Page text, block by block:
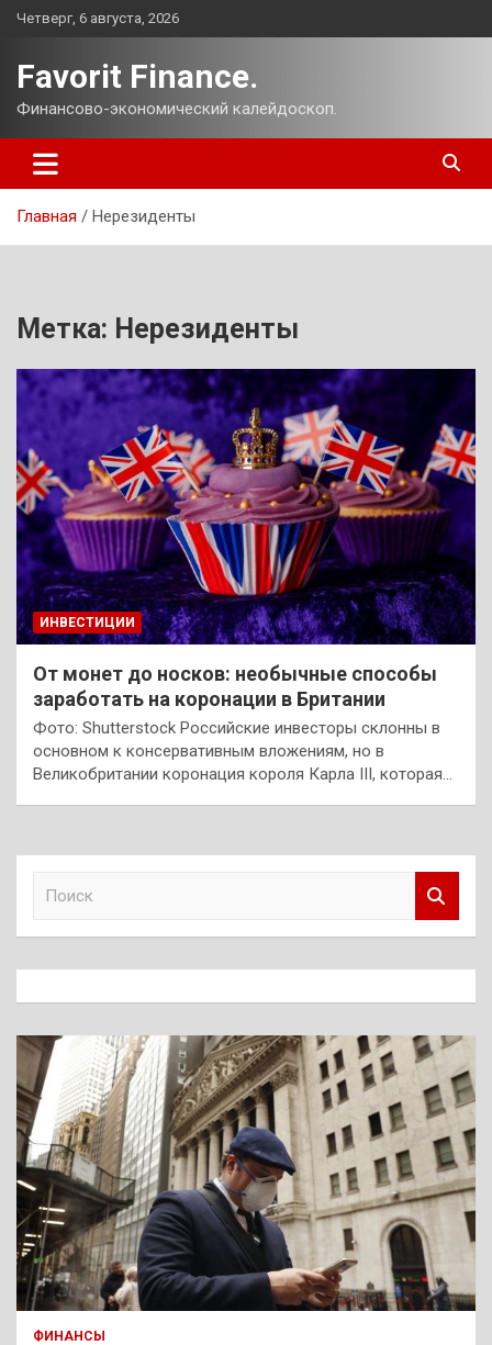
Перейти
Четверг, 6 августа, 2026
Favorit Finance.
Финансово-экономический калейдоскоп.
Главная Нерезиденты
Метка: Нерезиденты
ИНВЕСТИЦИИ
От монет до носков: необычные способы
заработать на коронации в Британии
Фото: Shutterstock Российские инвесторы склонны в
основном к консервативным вложениям, но в
Великобритании коронация короля Карла III, которая…
к
ФИНАНСЫ